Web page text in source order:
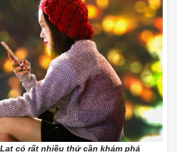
có rất nhiều thứ cần khám phá